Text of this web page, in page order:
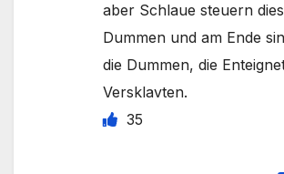
aber Schlaue steuern
Dummen und am Ende
die Dummen, die
Versklavten.
35